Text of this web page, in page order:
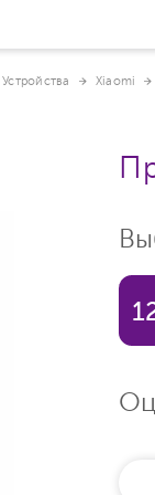
Устройства Xiaomi